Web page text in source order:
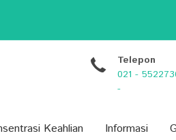
Sekada...
Telepon
021 -
-
Keahlian Informasi